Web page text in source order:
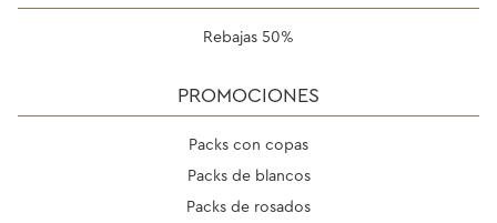
Rebajas 50%
PROMOCIONES
Packs con copas
Packs de blancos
Packs de rosados